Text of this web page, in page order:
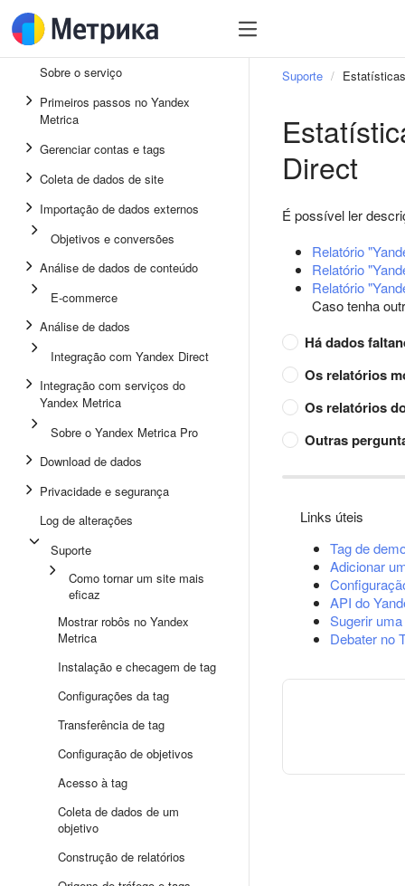
Sobre o serviço
Primeiros passos no Yandex
Metrica
Gerenciar contas e tags
Coleta de dados de site
Importação de dados externos
Objetivos e conversões
Análise de dados de conteúdo
E-commerce
Análise de dados
Integração com Yandex Direct
Integração com serviços do
Yandex Metrica
Sobre o Yandex Metrica Pro
Download de dados
Privacidade e segurança
Log de alterações
Suporte
Como tornar um site mais
eficaz
Mostrar robôs no Yandex
Metrica
Instalação e checagem de tag
Configurações da tag
Transferência de tag
Configuração de objetivos
Acesso à tag
Coleta de dados de um
objetivo
Construção de relatórios
Suporte
Direct
É possível ler
Relatório
Relatório
Relatório
Caso tenha
Há dados
Os relatórios
Os relatórios
Outras
Links úteis
Tag de
Adicionar
API do
Sugerir
Debater no